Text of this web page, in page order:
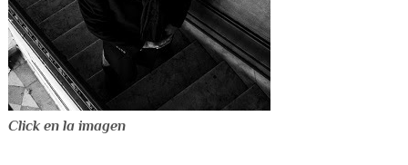
Click en la imagen